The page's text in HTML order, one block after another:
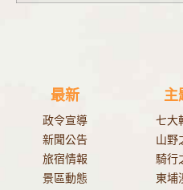
最新
政令宣導
新聞公告
旅宿情報
景區動態
主
七大
山野
騎行
東埔